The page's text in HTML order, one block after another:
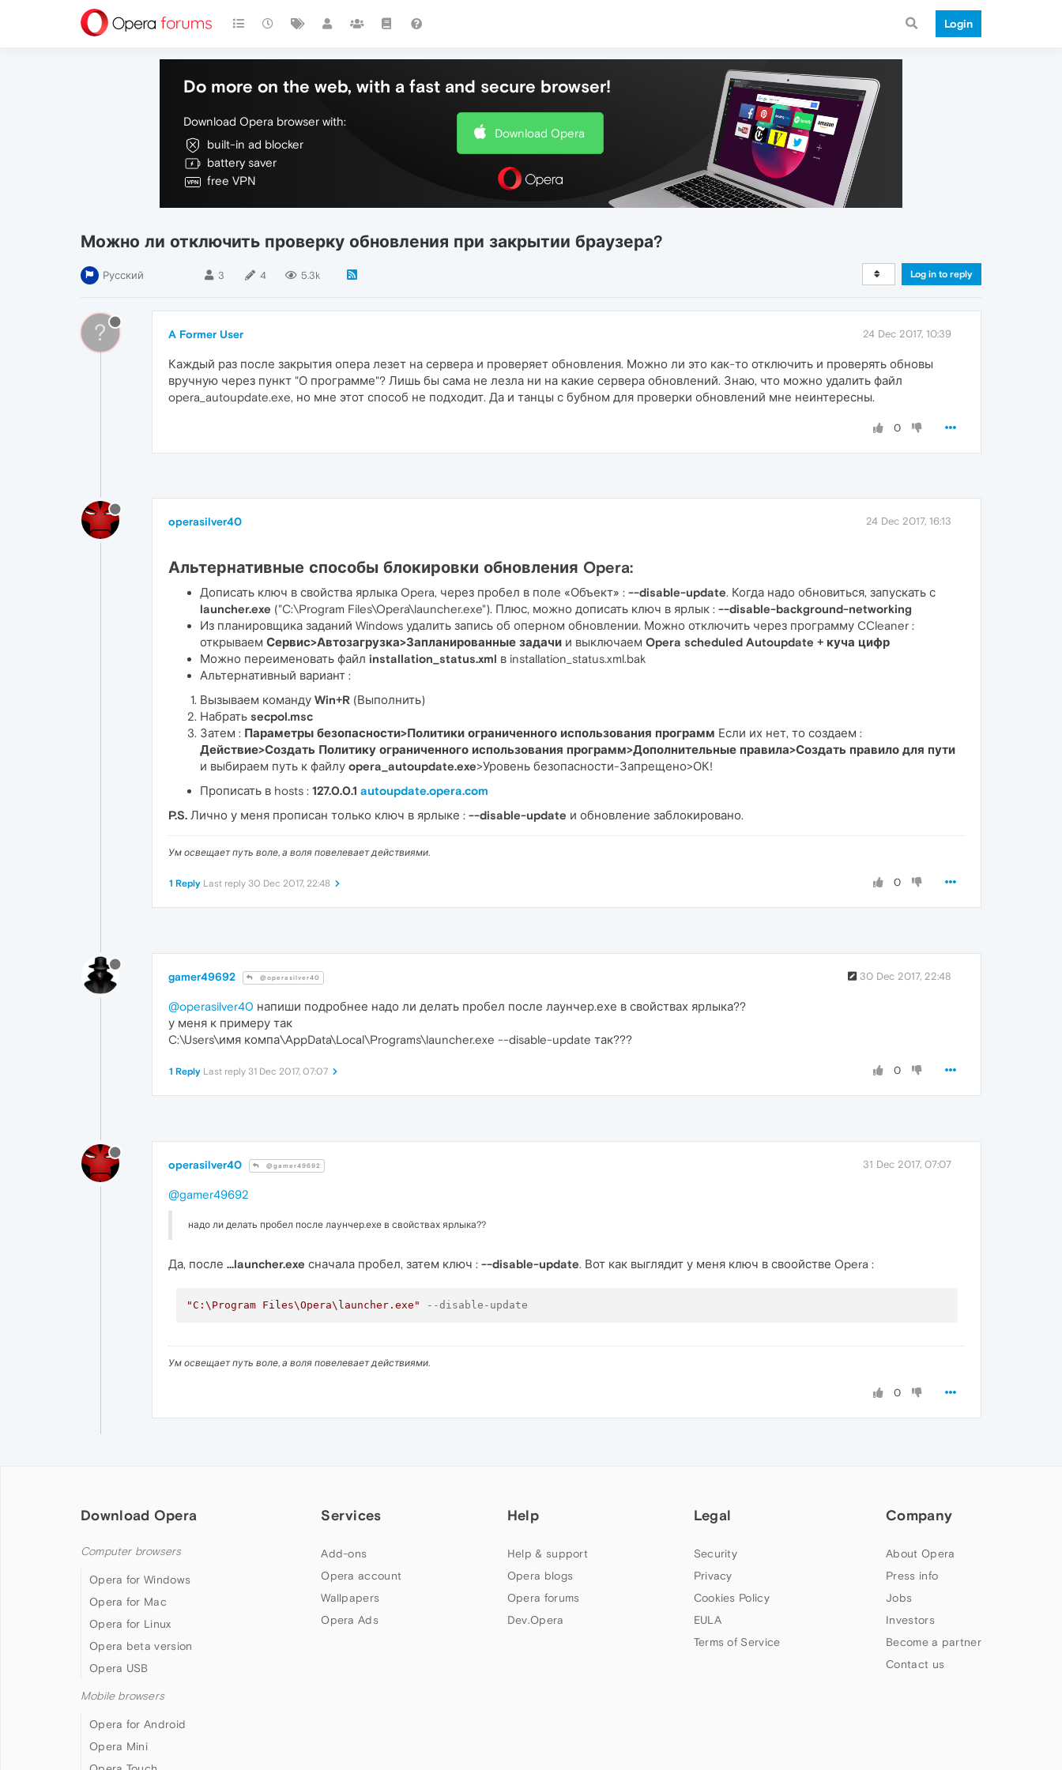
Login
Do more on the web, with a fast and secure browser!
Download Opera browser with:
built-in ad blocker
battery saver
free VPN
Download Opera
Можно ли отключить проверку обновления при закрытии браузера?
Русский 3 4 5.3k Log in to reply
? A Former User 24 Dec 2017, 10:39
Каждый раз после закрытия опера лезет на сервера и проверяет обновления. Можно ли это как-то отключить и проверять обновы
вручную через пункт "О программе"? Лишь бы сама не лезла ни на какие сервера обновлений. Знаю, что можно удалить файл
opera_autoupdate.exe, но мне этот способ не подходит. Да и танцы с бубном для проверки обновлений мне неинтересны.
0
operasilver40 24 Dec 2017, 16:13
Альтернативные способы блокировки обновления Opera:
Дописать ключ в свойства ярлыка Opera, через пробел в поле «Объект» : --disable-update. Когда надо обновиться, запускать с
launcher.exe ("C:\Program Files\Opera\launcher.exe"). Плюс, можно дописать ключ в ярлык : --disable-background-networking
Из планировщика заданий Windows удалить запись об оперном обновлении. Можно отключить через программу CCleaner :
открываем Сервис>Автозагрузка>Запланированные задачи и выключаем Opera scheduled Autoupdate + куча цифр
Можно переименовать файл installation_status.xml в installation_status.xml.bak
Альтернативный вариант :
Вызываем команду Win+R (Выполнить)
Набрать secpol.msc
Затем : Параметры безопасности>Политики ограниченного использования программ Если их нет, то создаем :
Действие>Создать Политику ограниченного использования программ>Дополнительные правила>Создать правило для пути
и выбираем путь к файлу opera_autoupdate.exe>Уровень безопасности-Запрещено>ОК!
Прописать в hosts : 127.0.0.1 autoupdate.opera.com
P.S. Лично у меня прописан только ключ в ярлыке : --disable-update и обновление заблокировано.
Ум освещает путь воле, а воля повелевает действиями.
0
1 Reply Last reply 30 Dec 2017, 22:48
gamer49692 @operasilver40 30 Dec 2017, 22:48
@operasilver40 напиши подробнее надо ли делать пробел после лаунчер.ехе в свойствах ярлыка??
у меня к примеру так
C:\Users\имя компа\AppData\Local\Programs\launcher.exe --disable-update так???
0
1 Reply Last reply 31 Dec 2017, 07:07
operasilver40 @gamer49692 31 Dec 2017, 07:07
@gamer49692
надо ли делать пробел после лаунчер.ехе в свойствах ярлыка??
Да, после ...launcher.exe сначала пробел, затем ключ : --disable-update. Вот как выглядит у меня ключ в своойстве Opera :
"C:\Program Files\Opera\launcher.exe" --disable-update
Ум освещает путь воле, а воля повелевает действиями.
0
Download Opera
Computer browsers
Opera for Windows
Opera for Mac
Opera for Linux
Opera beta version
Opera USB
Mobile browsers
Opera for Android
Opera Mini
Services
Add-ons
Opera account
Wallpapers
Opera Ads
Help
Help & support
Opera blogs
Opera forums
Dev.Opera
Legal
Security
Privacy
Cookies Policy
EULA
Terms of Service
Company
About Opera
Press info
Jobs
Investors
Become a partner
Contact us